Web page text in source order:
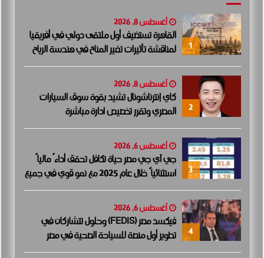
1
أغسطس 8, 2026
القاهرة تستضيف أول ملتقى دولي في أفريقيا
لمناقشة تأثيرات تغير المناخ في هندسة الرياح
2
أغسطس 8, 2026
كاي إنترناشونال تشيد بقوة سوق السيارات
المصري وتقرر تخصيص ادارة مباشرة
3
أغسطس 6, 2026
جي آي جي مصر حياة تكافل تحقق أداءً مالياً
استثنائياً خلال عام 2025 مع نمو قوي في جميع
المؤشرات المالية الرئيسية
4
أغسطس 6, 2026
فيكسد مصر (FEDIS) وحلول تتشاركان في
تطوير أول منصة للسياحة الصحية في مصر
والشرق الأوسط وأفريقيا..